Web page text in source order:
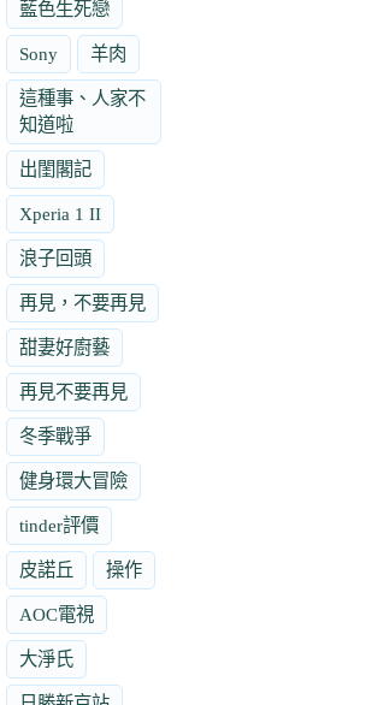
藍色生死戀
Sony 羊肉
這種事、人家不
知道啦
出閨閣記
Xperia 1 II
浪子回頭
再見，不要再見
甜妻好廚藝
再見不要再見
冬季戰爭
健身環大冒險
tinder評價
皮諾丘 操作
AOC電視
大淨氏